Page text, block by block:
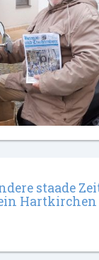
staade
Hartkirchen